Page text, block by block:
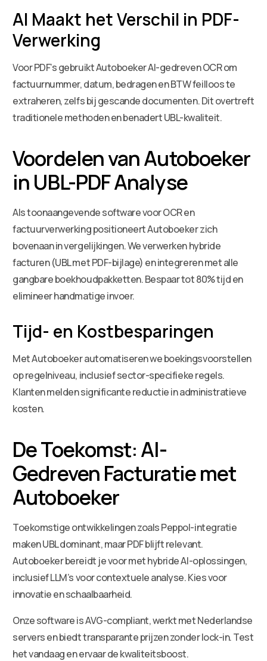
AI Maakt het Verschil in PDF-
Verwerking
Voor PDF’s gebruikt Autoboeker AI-gedreven OCR om
factuurnummer, datum, bedragen en BTW feilloos te
extraheren, zelfs bij gescande documenten. Dit overtreft
traditionele methoden en benadert UBL-kwaliteit.
Voordelen van Autoboeker
in UBL-PDF Analyse
Als toonaangevende software voor OCR en
factuurverwerking positioneert Autoboeker zich
bovenaan in vergelijkingen. We verwerken hybride
facturen (UBL met PDF-bijlage) en integreren met alle
gangbare boekhoudpakketten. Bespaar tot 80% tijd en
elimineer handmatige invoer.
Tijd- en Kostbesparingen
Met Autoboeker automatiseren we boekingsvoorstellen
op regelniveau, inclusief sector-specifieke regels.
Klanten melden significante reductie in administratieve
kosten.
De Toekomst: AI-
Gedreven Facturatie met
Autoboeker
Toekomstige ontwikkelingen zoals Peppol-integratie
maken UBL dominant, maar PDF blijft relevant.
Autoboeker bereidt je voor met hybride AI-oplossingen,
inclusief LLM’s voor contextuele analyse. Kies voor
innovatie en schaalbaarheid.
Onze software is AVG-compliant, werkt met Nederlandse
servers en biedt transparante prijzen zonder lock-in. Test
het vandaag en ervaar de kwaliteitsboost.